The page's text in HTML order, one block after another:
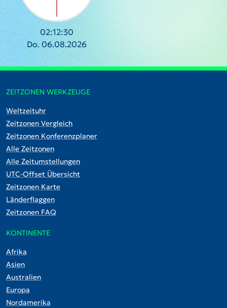
02:12:31
Do. 06.08.2026
ZEITZONEN WERKZEUGE
Weltzeituhr
Zeitzonen Vergleich
Zeitzonen Konferenzplaner
Alle Zeitzonen
Alle Zeitumstellungen
UTC-Offset Übersicht
Zeitzonen Karte
Länderflaggen
Zeitzonen FAQ
KONTINENTE
Afrika
Asien
Australien
Europa
Nordamerika